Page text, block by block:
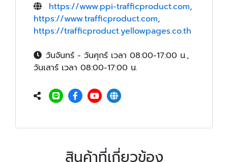
https://www.ppi-trafficproduct.com,
https://www.trafficproduct.com,
https://trafficproduct.yellowpages.co.th
วันจันทร์ - วันศุกร์ เวลา 08:00-17:00 น.,
วันเสาร์ เวลา 08:00-17:00 น.
สินค้าที่เกี่ยวข้อง